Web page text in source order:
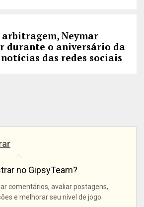
arbitragem, Neymar
durante o aniversário da
das redes sociais
no GipsyTeam?
comentários, avaliar postagens,
e melhorar seu nível de jogo.